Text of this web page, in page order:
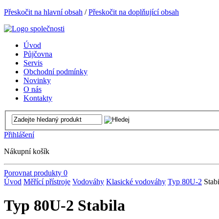
Přeskočit na hlavní obsah /Přeskočit na doplňující obsah
Úvod
Půjčovna
Servis
Obchodní podmínky
Novinky
O nás
Kontakty
Přihlášení
Nákupní košík
Porovnat produkty 0
Úvod Měřící přístroje Vodováhy Klasické vodováhy Typ 80U-2
Typ 80U-2 Stabila